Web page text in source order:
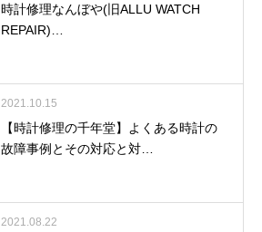
時計修理なんぼや(旧ALLU WATCH
REPAIR)…
2021.10.15
【時計修理の千年堂】よくある時計の
故障事例とその対応と対…
2021.08.22